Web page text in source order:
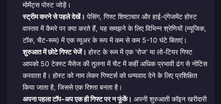
मोमेंट्स पोस्ट जोड़ें।
स्ट्रीम करने से पहले देखें। पेसिंग, गिफ्ट शिष्टाचार और हाई-एंगेजमेंट होस्ट
वास्तव में कैमरे पर क्या करते हैं, यह समझने के लिए विभिन्न श्रेणियों (म्यूजिक,
टॉक, चैट-रूम) में एक व्यूअर के रूप में कम से कम 5-10 घंटे बिताएं।
शुरुआत में छोटे गिफ्ट भेजें। होस्ट के रूम में एक 'रोज' या लो-टियर गिफ्ट
आपको 50 टेक्स्ट मैसेज की तुलना में चैट में कहीं अधिक प्रभावी ढंग से नोटिस
करवाता है। होस्ट को नाम लेकर गिफ्टर्स को धन्यवाद देने के लिए प्रशिक्षित
किया जाता है, जिससे एक रिश्ता बनता है।
अपना पहला टॉप-अप एक ही गिफ्ट पर न फूंकें। अपनी शुरुआती कॉइन खरीदारी